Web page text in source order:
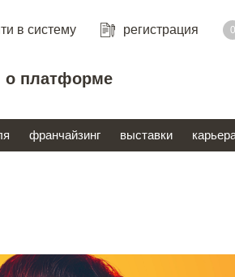
в систему регистрация 0
о платформе
франчайзинг выставки